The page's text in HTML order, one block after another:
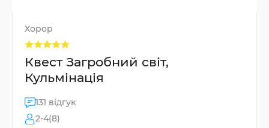
Хорор
Квест Загробний світ,
Кульмінація
131 відгук
2-4(8)